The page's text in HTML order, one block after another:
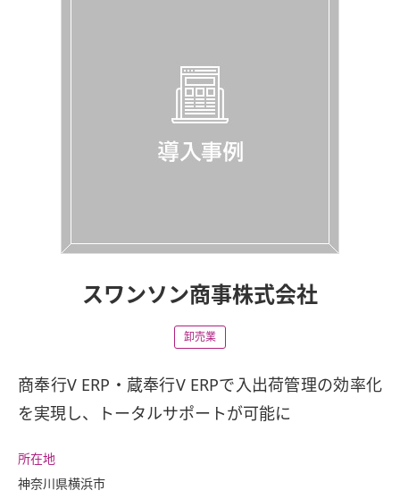
スワンソン商事株式会社
卸売業
商奉行V ERP・蔵奉行V ERPで入出荷管理の効率化
を実現し、トータルサポートが可能に
所在地
神奈川県横浜市